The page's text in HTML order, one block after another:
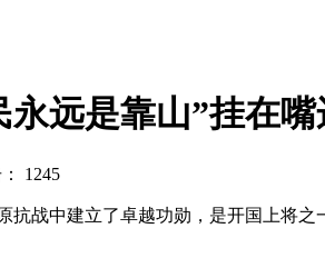
远是靠山”挂在嘴
1245
战中建立了卓越功勋，是开国上将